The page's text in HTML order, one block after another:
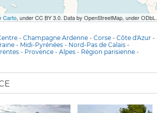
Carto, under CC BY 3.0. Data by OpenStreetMap, under ODbL.
- Champagne Ardenne - Corse - Côte d'Azur -
- Midi-Pyrénées - Nord-Pas de Calais -
- Provence - Alpes - Région parisienne -